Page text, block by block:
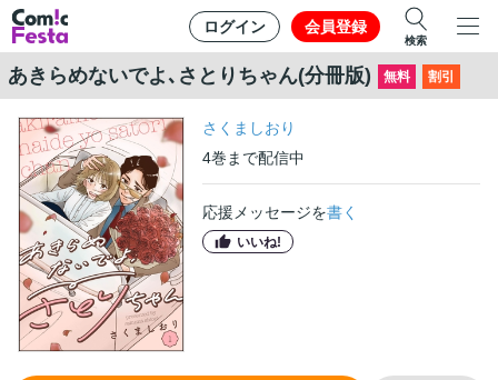
ログイン 会員登録
検索
あきらめないでよ､さとりちゃん(分冊版) 無料 割引
さくましおり
4巻 まで配信中
応援メッセージを書く
いいね!